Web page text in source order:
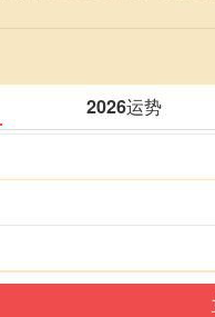
2026运势